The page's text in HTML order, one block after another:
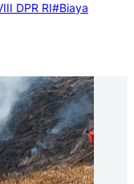
DPR RI#Biaya